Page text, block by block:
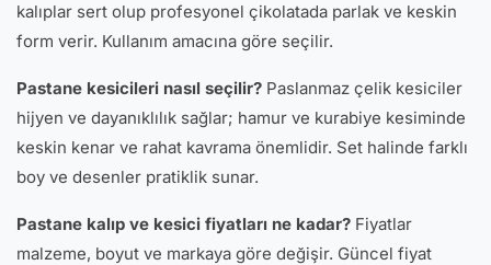
kalıplar sert olup profesyonel çikolatada parlak ve keskin
form verir. Kullanım amacına göre seçilir.
Pastane kesicileri nasıl seçilir? Paslanmaz çelik kesiciler
hijyen ve dayanıklılık sağlar; hamur ve kurabiye kesiminde
keskin kenar ve rahat kavrama önemlidir. Set halinde farklı
boy ve desenler pratiklik sunar.
Pastane kalıp ve kesici fiyatları ne kadar? Fiyatlar
malzeme, boyut ve markaya göre değişir. Güncel fiyat